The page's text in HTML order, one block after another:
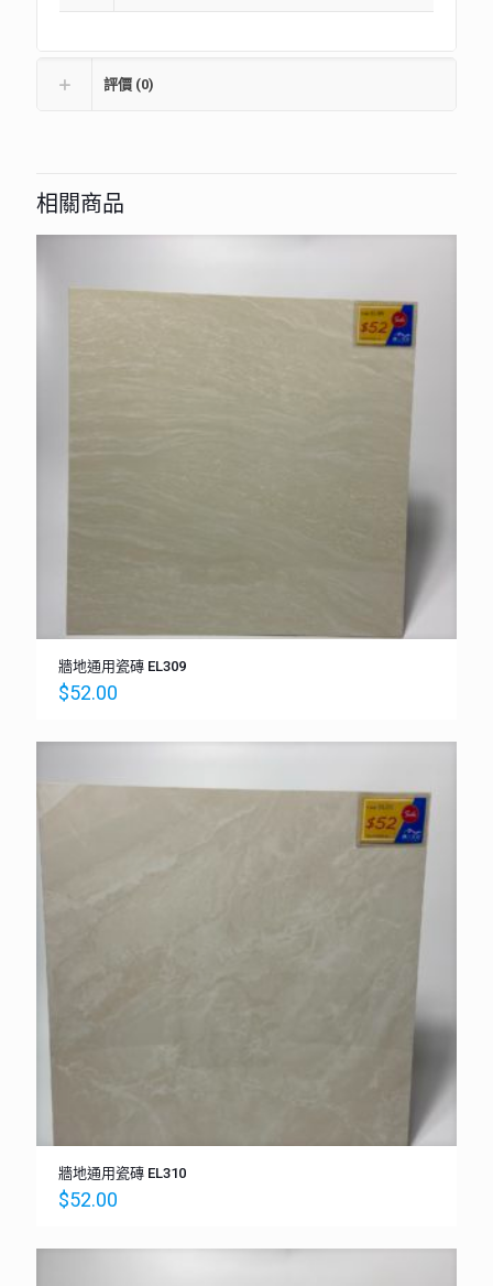
評價 (0)
相關商品
牆地通用瓷磚 EL309
$52.00
牆地通用瓷磚 EL310
$52.00